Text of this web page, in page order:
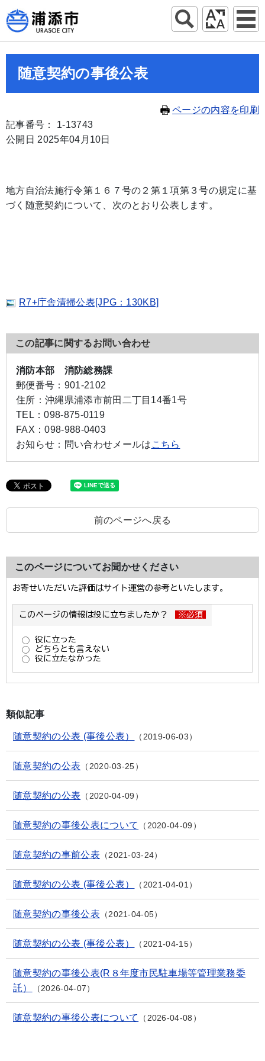
随意契約の事後公表
ページの内容を印刷
記事番号： 1-13743
公開日 2025年04月10日
地方自治法施行令第１６７号の２第１項第３号の規定に基
づく随意契約について、次のとおり公表します。
R7+庁舎清掃公表[JPG：130KB]
この記事に関するお問い合わせ
消防本部 消防総務課
郵便番号： 901-2102
住所： 沖縄県浦添市前田二丁目14番1号
TEL：098-875-0119
FAX：098-988-0403
お知らせ： 問い合わせメールは こちら
前のページへ戻る
このページについてお聞かせください
類似記事
随意契約の公表 (事後公表） 2019-06-03
随意契約の公表 2020-03-25
随意契約の公表 2020-04-09
随意契約の事後公表について 2020-04-09
随意契約の事前公表 2021-03-24
随意契約の公表 (事後公表） 2021-04-01
随意契約の事後公表 2021-04-05
随意契約の公表 (事後公表） 2021-04-15
随意契約の事後公表(R８年度市民駐車場等管理業務委
託）
2026-04-07
随意契約の事後公表について 2026-04-08